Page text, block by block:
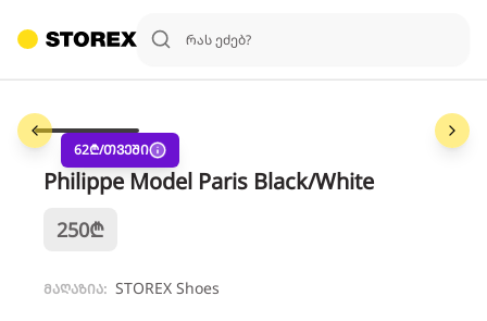
62₾/თვეში
Philippe Model Paris Black/White
250₾
მაღაზია: STOREX Shoes